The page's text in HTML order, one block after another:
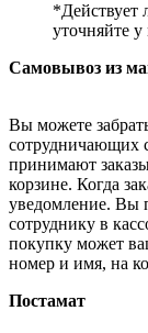
*Действует
уточняйте
Самовывоз из
Вы можете
сотрудничающих
принимают
корзине. Когда
уведомление. Вы
сотруднику в
покупку может
номер и имя, на
Постамат